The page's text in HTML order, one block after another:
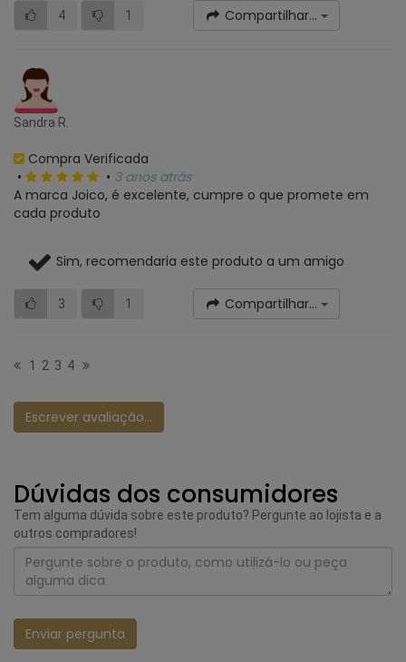
4 1 Compartilhar...
Sandra R.
Compra Verificada
•
• 3 anos atrás
A marca Joico, é excelente, cumpre o que promete em
cada produto
Sim, recomendaria este produto a um amigo
3 1 Compartilhar...
1 2 3 4
Escrever avaliação...
Dúvidas dos consumidores
Tem alguma dúvida sobre este produto? Pergunte ao lojista e a
outros compradores!
Enviar pergunta